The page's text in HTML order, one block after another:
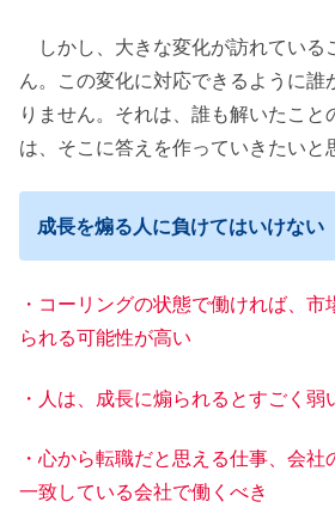
しかし、大きな変化が訪れている
ん。この変化に対応できるように誰
りません。それは、誰も解いたこと
は、そこに答えを作っていきたいと
成長を煽る人に負けてはいけない
・コーリングの状態で働ければ、
られる可能性が高い
・人は、成長に煽られるとすごく弱
・心から転職だと思える仕事、会
一致している会社で働くべき